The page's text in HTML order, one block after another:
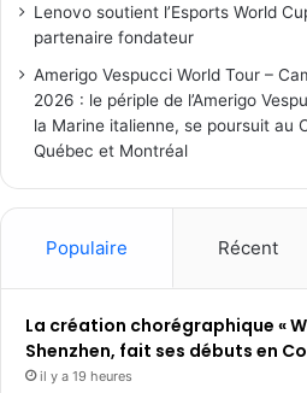
Lenovo soutient l’Esports World
partenaire fondateur
Amerigo Vespucci World Tour –
2026 : le périple de l’Amerigo
la Marine italienne, se poursuit au
Québec et Montréal
Populaire Récent
La création chorégraphique «
Shenzhen, fait ses débuts en
il y a 19 heures